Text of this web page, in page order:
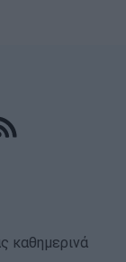
καθημερινά